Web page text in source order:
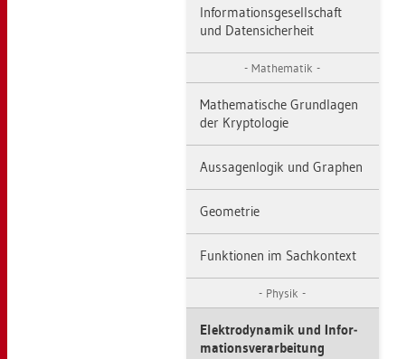
In­for­ma­ti­ons­ge­sell­schaft
und Da­ten­si­cher­heit
Ma­the­ma­tik
Ma­the­ma­ti­sche Grund­la­gen
der Kryp­to­lo­gie
Aus­sa­gen­lo­gik und Gra­phen
Geo­me­trie
Funk­tio­nen im Sach­kon­text
Phy­sik
Elek­tro­dy­na­mik und In­for­
ma­ti­ons­ver­ar­bei­tung